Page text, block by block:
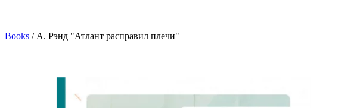
Books / А. Рэнд "Атлант расправил плечи"